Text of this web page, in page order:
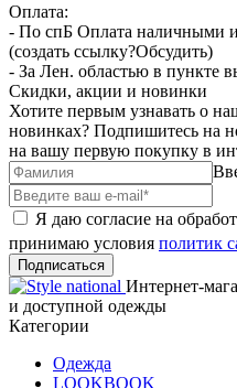
Оплата:
- По спБ Оплата наличными
(создать ссылку?Обсудить)
- За Лен. областью в пункте
Скидки, акции и новинки
Хотите первым узнавать о
новинках? Подпишитесь на
на вашу первую покупку в
Я даю согласие на
принимаю условия политик
Подписаться
Интернет-
и доступной одежды
Категории
Одежда
LOOKBOOK